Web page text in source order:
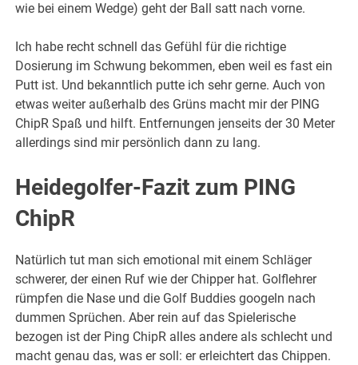
wie bei einem Wedge) geht der Ball satt nach vorne.
Ich habe recht schnell das Gefühl für die richtige
Dosierung im Schwung bekommen, eben weil es fast ein
Putt ist. Und bekanntlich putte ich sehr gerne. Auch von
etwas weiter außerhalb des Grüns macht mir der PING
ChipR Spaß und hilft. Entfernungen jenseits der 30 Meter
allerdings sind mir persönlich dann zu lang.
Heidegolfer-Fazit zum PING
ChipR
Natürlich tut man sich emotional mit einem Schläger
schwerer, der einen Ruf wie der Chipper hat. Golflehrer
rümpfen die Nase und die Golf Buddies googeln nach
dummen Sprüchen. Aber rein auf das Spielerische
bezogen ist der Ping ChipR alles andere als schlecht und
macht genau das, was er soll: er erleichtert das Chippen.